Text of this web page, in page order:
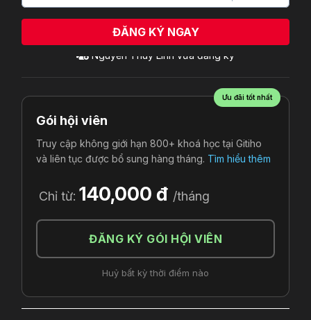
ĐĂNG KÝ NGAY
Ưu đãi tốt nhất
Gói hội viên
Truy cập không giới hạn 800+ khoá học tại Gitiho
và liên tục được bổ sung hàng tháng. Tìm hiểu thêm
Chỉ từ: 140,000 đ /tháng
ĐĂNG KÝ GÓI HỘI VIÊN
Huỷ bất kỳ thời điểm nào